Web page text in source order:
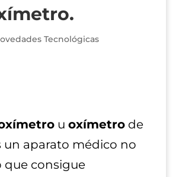
Tecnológicas
u oxímetrode
un aparato médico no
que consigue